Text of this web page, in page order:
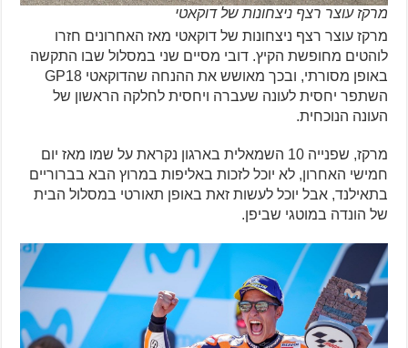
מרקז עוצר רצף ניצחונות של דוקאטי
מרקז עוצר רצף ניצחונות של דוקאטי מאז האחרונים חזרו
לוהטים מחופשת הקיץ. דובי מסיים שני במסלול שבו התקשה
באופן מסורתי, ובכך מאושש את ההנחה שהדוקאטי GP18
השתפר יחסית לעונה שעברה ויחסית לחלקה הראשון של
העונה הנוכחית.
מרקז, שפנייה 10 השמאלית בארגון נקראת על שמו מאז יום
חמישי האחרון, לא יוכל לזכות באליפות במרוץ הבא בברוריים
בתאילנד, אבל יוכל לעשות זאת באופן תאורטי במסלול הבית
של הונדה במוטגי שביפן.